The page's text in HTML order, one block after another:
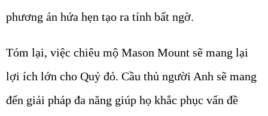
phương án hứa hẹn tạo ra tính bất ngờ.
Tóm lại, việc chiêu mộ Mason Mount sẽ mang lại
lợi ích lớn cho Quỷ đỏ. Cầu thủ người Anh sẽ mang
đến giải pháp đa năng giúp họ khắc phục vấn đề